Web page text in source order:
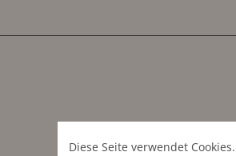
Diese Seite verwendet